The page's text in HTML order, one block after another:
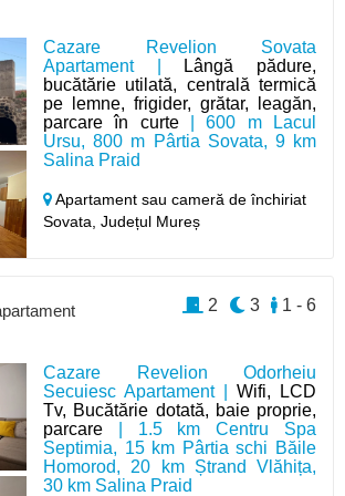
Cazare Revelion Sovata
Apartament |
Lângă pădure,
bucătărie utilată, centrală termică
pe lemne, frigider, grătar, leagăn,
parcare în curte| 600 m Lacul
Ursu, 800 m Pârtia Sovata, 9 km
Salina Praid
Apartament sau cameră de închiriat
Sovata,Județul Mureș
Cazare Revelion Odorheiu
Secuiesc Apartament |Wifi, LCD
Tv, Bucătărie dotată, baie proprie,
parcare | 1.5 km Centru Spa
Septimia, 15 km Pârtia schi Băile
Homorod, 20 km Ștrand Vlăhița,
30 km Salina Praid
1 - 6
3
2